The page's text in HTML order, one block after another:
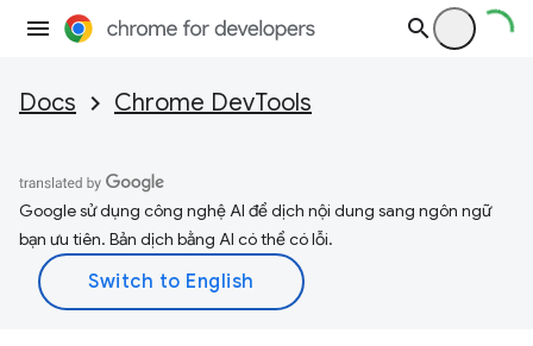
Docs Chrome DevTools
Google sử dụng công nghệ AI để dịch nội dung sang ngôn ngữ
bạn ưu tiên. Bản dịch bằng AI có thể có lỗi.